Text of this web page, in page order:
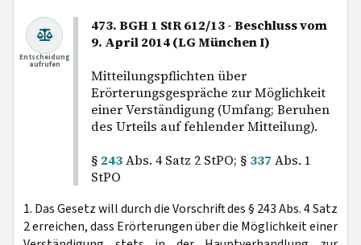
473. BGH 1 StR 612/13 - Beschluss vom
9. April 2014 (LG München I)
Mitteilungspflichten über
Erörterungsgespräche zur Möglichkeit
einer Verständigung (Umfang; Beruhen
des Urteils auf fehlender Mitteilung).
§ 243Abs. 4 Satz 2 StPO; § 337 Abs. 1
StPO
Entscheidung
aufrufen
1. Das Gesetz will durch die Vorschrift des § 243 Abs. 4 Satz
2 erreichen, dass Erörterungen über die Möglichkeit einer